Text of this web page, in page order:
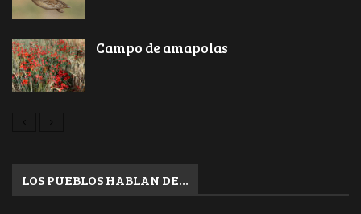
Campo de amapolas
LOS PUEBLOS HABLAN DE…